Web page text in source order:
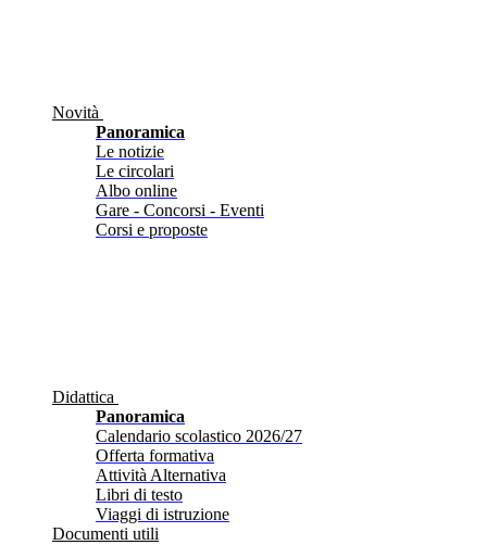
Novità
Panoramica
Le notizie
Le circolari
Albo online
Gare - Concorsi - Eventi
Corsi e proposte
Didattica
Panoramica
Calendario scolastico 2026/27
Offerta formativa
Attività Alternativa
Libri di testo
Viaggi di istruzione
Documenti utili